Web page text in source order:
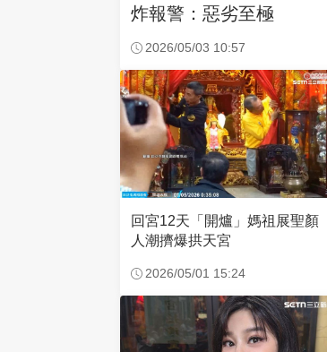
炸報警：惡劣至極
2026/05/03 10:57
回宮12天「開爐」媽祖展聖顏
人潮擠爆拱天宮
2026/05/01 15:24